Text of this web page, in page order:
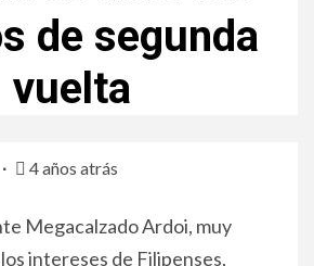
de segunda
vuelta
4 años atrás
Megacalzado Ardoi, muy
intereses de Filipenses,